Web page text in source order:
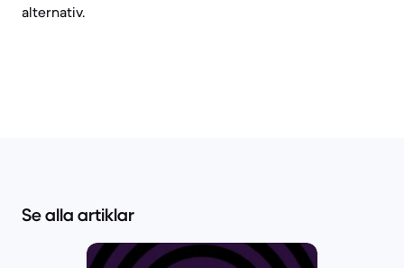
alternativ.
Se alla artiklar